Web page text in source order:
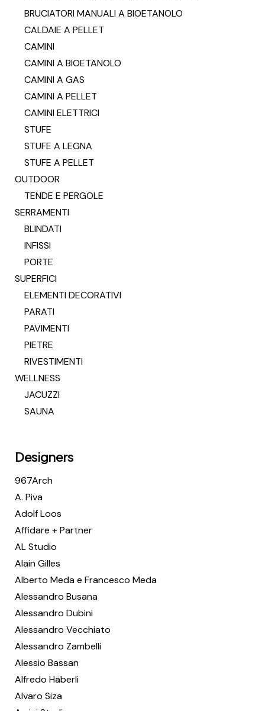
BRUCIATORI MANUALI A BIOETANOLO
CALDAIE A PELLET
CAMINI
CAMINI A BIOETANOLO
CAMINI A GAS
CAMINI A PELLET
CAMINI ELETTRICI
STUFE
STUFE A LEGNA
STUFE A PELLET
OUTDOOR
TENDE E PERGOLE
SERRAMENTI
BLINDATI
INFISSI
PORTE
SUPERFICI
ELEMENTI DECORATIVI
PARATI
PAVIMENTI
PIETRE
RIVESTIMENTI
WELLNESS
JACUZZI
SAUNA
Designers
967Arch
A. Piva
Adolf Loos
Affidare + Partner
AL Studio
Alain Gilles
Alberto Meda e Francesco Meda
Alessandro Busana
Alessandro Dubini
Alessandro Vecchiato
Alessandro Zambelli
Alessio Bassan
Alfredo Häberli
Alvaro Siza